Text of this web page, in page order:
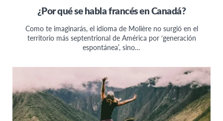
¿Por qué se habla francés en Canadá?
Como te imaginarás, el idioma de Molière no surgió en el
territorio más septentrional de América por ‘generación
espontánea’, sino…